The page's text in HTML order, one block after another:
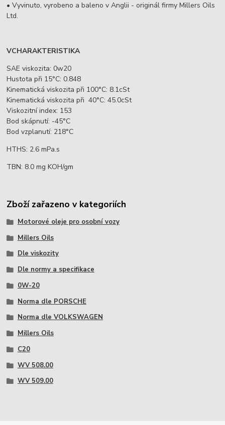
• Vyvinuto, vyrobeno a baleno v Anglii - originál firmy Millers Oils
Ltd.
VCHARAKTERISTIKA
SAE viskozita: 0w20
Hustota při 15°C: 0.848
Kinematická viskozita při 100°C: 8.1cSt
Kinematická viskozita při 40°C: 45.0cSt
Viskozitní index: 153
Bod skápnutí: -45°C
Bod vzplanutí: 218°C
HTHS: 2.6 mPa.s
TBN: 8.0 mg KOH/gm
Zboží zařazeno v kategoriích
Motorové oleje pro osobní vozy
Millers Oils
Dle viskozity
Dle normy a specifikace
0W-20
Norma dle PORSCHE
Norma dle VOLKSWAGEN
Millers Oils
C20
WV 508.00
WV 509.00